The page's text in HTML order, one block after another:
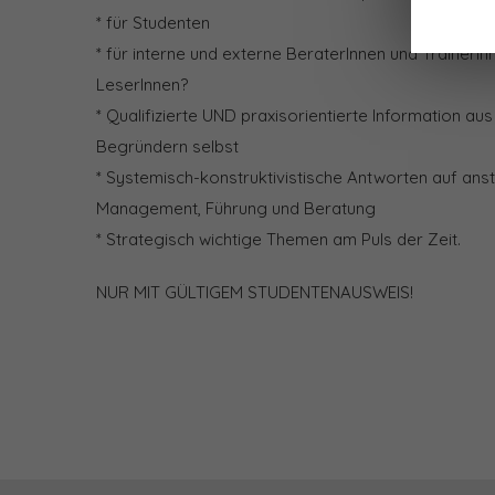
* für Studenten
* für interne und externe BeraterInnen und
LeserInnen?
* Qualifizierte UND praxisorientierte Information
Begründern selbst
* Systemisch-konstruktivistische Antworten auf
Management, Führung und Beratung
* Strategisch wichtige Themen am Puls der Zeit.
NUR MIT GÜLTIGEM STUDENTENAUSWEIS!